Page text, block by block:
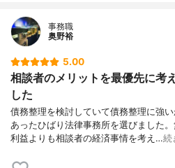
事務職
奥野裕
5.00
相談者のメリットを最優先に考
した
債務整理を検討していて債務整理に強
あったひばり法律事務所を選びました
利益よりも相談者の経済事情を考え…続